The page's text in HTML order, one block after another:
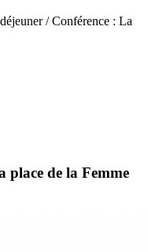
/ Conférence : La
place de la Femme